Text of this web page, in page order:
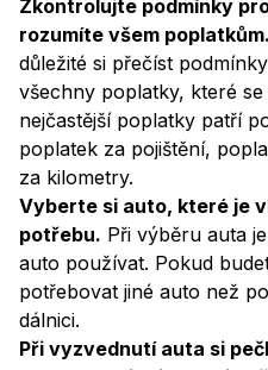
Zkontrolujte podmínky
rozumíte všem poplatkům.
důležité si přečíst
všechny poplatky, které
nejčastější poplatky patří
poplatek za pojištění,
za kilometry.
Vyberte si auto, které je
potřebu. Při výběru auta
auto používat. Pokud
potřebovat jiné auto než
dálnici.
Při vyzvednutí auta si